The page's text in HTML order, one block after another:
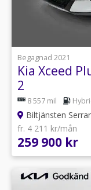
Begagnad 2021
Kia Xceed
2
8 557 mil
Biltjänsten
fr. 4 211 kr/mån
259 900 kr